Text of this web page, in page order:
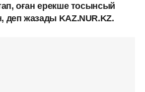
оған ерекше тосынсый
деп жазады KAZ.NUR.KZ.